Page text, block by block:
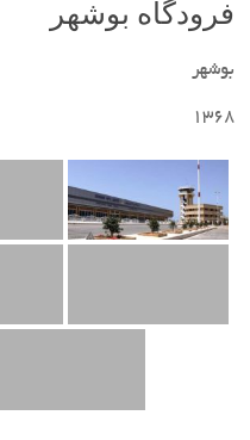
فرودگاه بوشهر
بوشهر
1368